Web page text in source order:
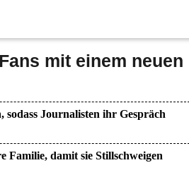
mit einem neuen
Journalisten ihr Gespräch
Familie, damit sie Stillschweigen